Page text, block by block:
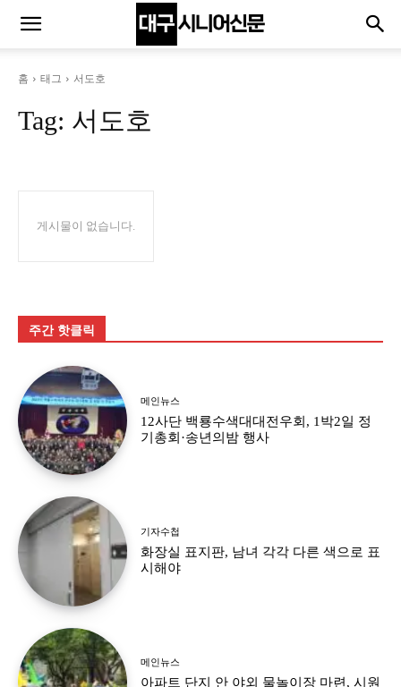
홈 태그 서도호
Tag: 서도호
게시물이 없습니다.
주간 핫클릭
메인뉴스
12사단 백룡수색대대전우회, 1박2일 정
기총회·송년의밤 행사
기자수첩
화장실 표지판, 남녀 각각 다른 색으로 표
시해야
메인뉴스
아파트 단지 안 야외 물놀이장 마련, 시원